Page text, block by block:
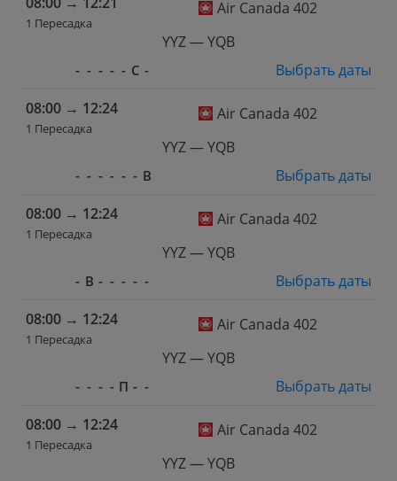
1 Пересадка
Air Canada 402
YYZ — YQB
- - - - - С -
Выбрать даты
08:00 → 12:24
1 Пересадка
Air Canada 402
YYZ — YQB
- - - - - - В
Выбрать даты
08:00 → 12:24
1 Пересадка
Air Canada 402
YYZ — YQB
- В - - - - -
Выбрать даты
08:00 → 12:24
1 Пересадка
Air Canada 402
YYZ — YQB
- - - - П - -
Выбрать даты
08:00 → 12:24
1 Пересадка
Air Canada 402
YYZ — YQB